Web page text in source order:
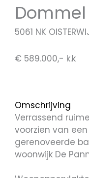
5061 NK
€ 589.000,- k.k
Omschrijving
Verrassend
voorzien van
gerenoveerde
woonwijk De